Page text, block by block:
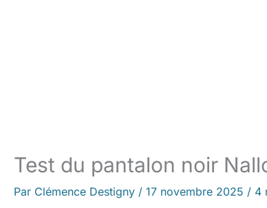
Test du pantalon noir
Par Clémence Destigny / 17 novembre 2025 / 4